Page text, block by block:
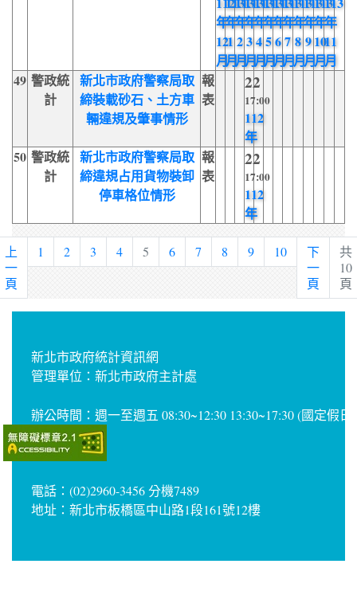
年
12
月
年
1
月
年
2
月
年
3
月
年
4
月
年
5
月
年
6
月
年
7
月
年
8
月
年
9
月
年
10
月
年
11
月
49 警政統
計
新北市政府警察局取
締裝載砂石、土方車
輛違規及肇事情形
報
表
22
17:00
112
年
50 警政統
計
新北市政府警察局取
締違規占用貨物裝卸
停車格位情形
報
表
22
17:00
112
年
上
一
頁
1 2 3 4 5 6 7 8 9 10
下
一
頁
共
10
頁
新北市政府統計資訊網
管理單位：新北市政府主計處
辦公時間：週一至週五 08:30~12:30 13:30~17:30 (國定假日
電話：(02)2960-3456 分機7489
地址：新北市板橋區中山路1段161號12樓